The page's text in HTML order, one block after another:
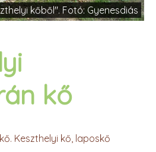
kőből". Fotó: Gyenesdiás
kő
Keszthelyi kő, laposkő